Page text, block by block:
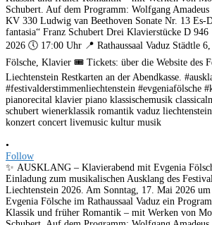
•
Follow
✨ AUSKLANG – Klavierabend mit Evgenia
Einladung zum musikalischen Ausklang des
Liechtenstein 2026. Am Sonntag, 17. Mai 2026
Evgenia Fölsche im Rathaussaal Vaduz ein
Klassik und früher Romantik – mit Werken von